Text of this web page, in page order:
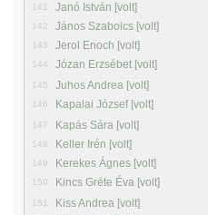
141 Janó István [volt]
142 János Szabolcs [volt]
143 Jerol Enoch [volt]
144 Józan Erzsébet [volt]
145 Juhos Andrea [volt]
146 Kapalai József [volt]
147 Kapás Sára [volt]
148 Keller Irén [volt]
149 Kerekes Ágnes [volt]
150 Kincs Gréte Éva [volt]
151 Kiss Andrea [volt]